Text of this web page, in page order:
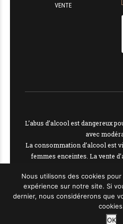
VENTE
L’abus d’alcool est dangereux
avec
La consommation d’alcool est
femmes enceintes. La vente
En accédant à nos offres,
Nous utilisons des cookies
expérience sur notre site. Si
dernier, nous considérerons que
OK